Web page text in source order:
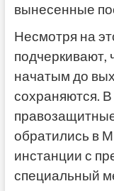
вынесенные
Несмотря на
подчеркивают,
начатым до
сохраняются. В
обратились в
инстанции с
специальный